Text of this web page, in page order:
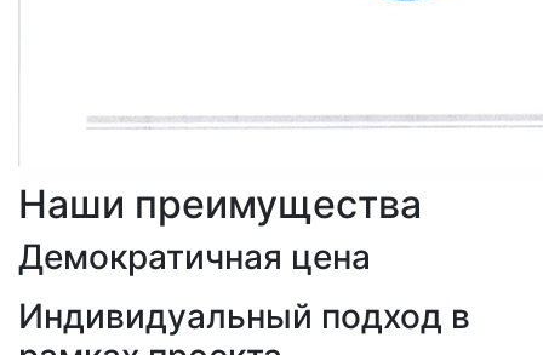
Наши преимущества
Демократичная цена
Индивидуальный подход в